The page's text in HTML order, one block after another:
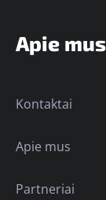
Apie mus
Kontaktai
Apie mus
Partneriai